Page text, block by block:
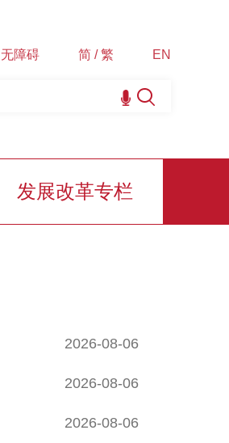
无障碍 简 / 繁 EN
发展改革专栏
2026-08-06
2026-08-06
2026-08-06